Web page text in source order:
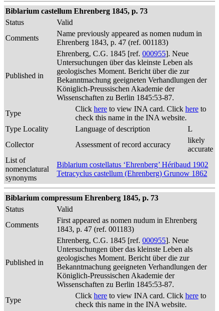
Biblarium castellum Ehrenberg 1845, p. 73
Status
Valid
Comments
Name previously appeared as nomen nudum in
Ehrenberg 1843, p. 47 (ref. 001183)
Published in
Ehrenberg, C.G. 1845 [ref. 000955]. Neue
Untersuchungen über das kleinste Leben als
geologisches Moment. Bericht über die zur
Bekanntmachung geeigneten Verhandlungen der
Königlich-Preussischen Akademie der
Wissenschaften zu Berlin 1845:53-87.
Type
Click here to view INA card. Click here to
check this name in the INA website.
Type Locality
Language of description
L
Collector
Assessment of record accuracy
likely
accurate
List of
nomenclatural
synonyms
Biblarium costellatus ‘Ehrenberg’ Héribaud 1902
Tetracyclus castellum (Ehrenberg) Grunow 1862
Biblarium compressum Ehrenberg 1845, p. 73
Status
Valid
Comments
First appeared as nomen nudum in Ehrenberg
1843, p. 47 (ref. 001183)
Published in
Ehrenberg, C.G. 1845 [ref. 000955]. Neue
Untersuchungen über das kleinste Leben als
geologisches Moment. Bericht über die zur
Bekanntmachung geeigneten Verhandlungen der
Königlich-Preussischen Akademie der
Wissenschaften zu Berlin 1845:53-87.
Type
Click here to view INA card. Click here to
check this name in the INA website.